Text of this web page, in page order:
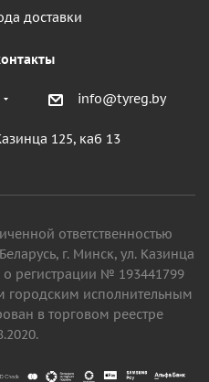
доставки
info@tyreg.by
125, каб 13
ответственностью
г. Минск, ул. Казинца
о регистрации № 193441799
городским исполнительным
в торговом реестре